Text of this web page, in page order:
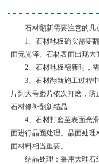
石材翻新需要注意的几
1、石材地板确实需要
面无光泽、石材表面出现大
2、石材地板翻新时，
3、石材翻新施工过程
片到大号磨片依次打磨，防
石材修补翻新结晶
4、石材打磨至表面光
面进行晶面处理。晶面处
面材料相当重要。
结晶处理：采用大理石